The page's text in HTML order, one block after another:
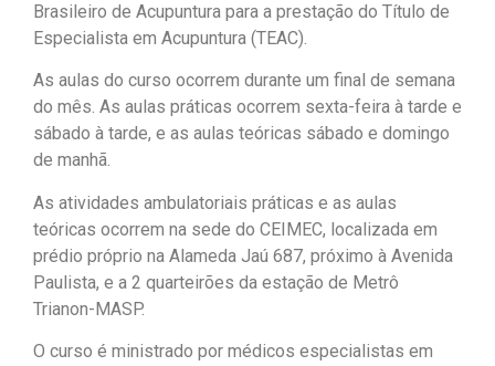
Brasileiro de Acupuntura para a prestação do Título de
Especialista em Acupuntura (TEAC).
As aulas do curso ocorrem durante um final de semana
do mês. As aulas práticas ocorrem sexta-feira à tarde e
sábado à tarde, e as aulas teóricas sábado e domingo
de manhã.
As atividades ambulatoriais práticas e as aulas
teóricas ocorrem na sede do CEIMEC, localizada em
prédio próprio na Alameda Jaú 687, próximo à Avenida
Paulista, e a 2 quarteirões da estação de Metrô
Trianon-MASP.
O curso é ministrado por médicos especialistas em